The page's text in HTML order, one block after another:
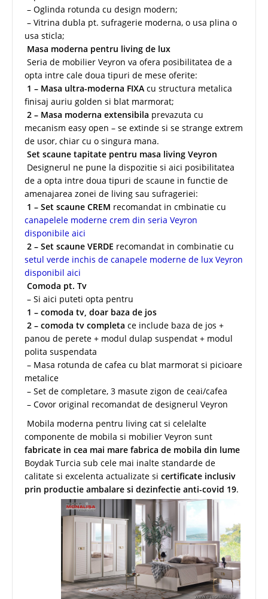
– Oglinda rotunda cu design modern;
– Vitrina dubla pt. sufragerie moderna, o usa plina o
usa sticla;
Masa moderna pentru living de lux
Seria de mobilier Veyron va ofera posibilitatea de a
opta intre cale doua tipuri de mese oferite:
1 – Masa ultra-moderna FIXA cu structura metalica
finisaj auriu golden si blat marmorat;
2 – Masa moderna extensibila prevazuta cu
mecanism easy open – se extinde si se strange extrem
de usor, chiar cu o singura mana.
Set scaune tapitate pentru masa living Veyron
Designerul ne pune la dispozitie si aici posibilitatea
de a opta intre doua tipuri de scaune in functie de
amenajarea zonei de living sau sufrageriei:
1 – Set scaune CREM recomandat in cmbinatie cu
canapelele moderne crem din seria Veyron
disponibile aici
2 – Set scaune VERDE recomandat in combinatie cu
setul verde inchis de canapele moderne de lux Veyron
disponibil aici
Comoda pt. Tv
– Si aici puteti opta pentru
1 – comoda tv, doar baza de jos
2 – comoda tv completa ce include baza de jos +
panou de perete + modul dulap suspendat + modul
polita suspendata
– Masa rotunda de cafea cu blat marmorat si picioare
metalice
– Set de completare, 3 masute zigon de ceai/cafea
– Covor original recomandat de designerul Veyron
Mobila moderna pentru living cat si celelalte
componente de mobila si mobilier Veyron sunt
fabricate in cea mai mare fabrica de mobila din lume
Boydak Turcia sub cele mai inalte standarde de
calitate si excelenta actualizate si certificate inclusiv
prin productie ambalare si dezinfectie anti-covid 19.